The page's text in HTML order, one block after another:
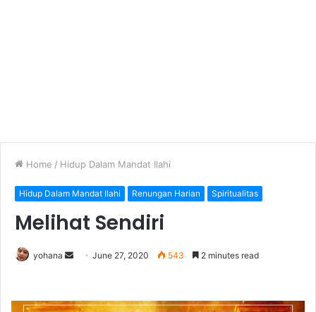
Home / Hidup Dalam Mandat Ilahi
Hidup Dalam Mandat Ilahi Renungan Harian Spiritualitas
Melihat Sendiri
yohana
d
June 27, 2020 543 2 minutes read